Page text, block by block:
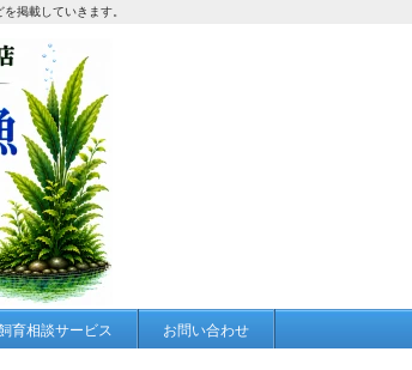
掲載していきます。
育相談サービス お問い合わせ